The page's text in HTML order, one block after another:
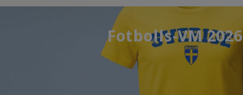
Fotbolls-VM 2026